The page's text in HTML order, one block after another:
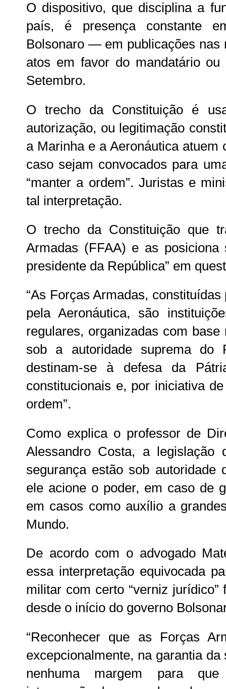
O dispositivo, que disciplina a
país, é presença constante
Bolsonaro — em publicações nas
atos em favor do mandatário
Setembro.
O trecho da Constituição é
autorização, ou legitimação
a Marinha e a Aeronáutica atuem
caso sejam convocados para
“manter a ordem”. Juristas e
tal interpretação.
O trecho da Constituição que
Armadas (FFAA) e as posiciona
presidente da República” em
“As Forças Armadas,
pela Aeronáutica, são
regulares, organizadas com
sob a autoridade suprema do
destinam-se à defesa da
constitucionais e, por iniciativa
ordem”.
Como explica o professor de
Alessandro Costa, a legislação
segurança estão sob
ele acione o poder, em caso de
em casos como auxílio a
Mundo.
De acordo com o advogado
essa interpretação equivocada
militar com certo “verniz
desde o início do governo
“Reconhecer que as Forças
excepcionalmente, na garantia
nenhuma margem para